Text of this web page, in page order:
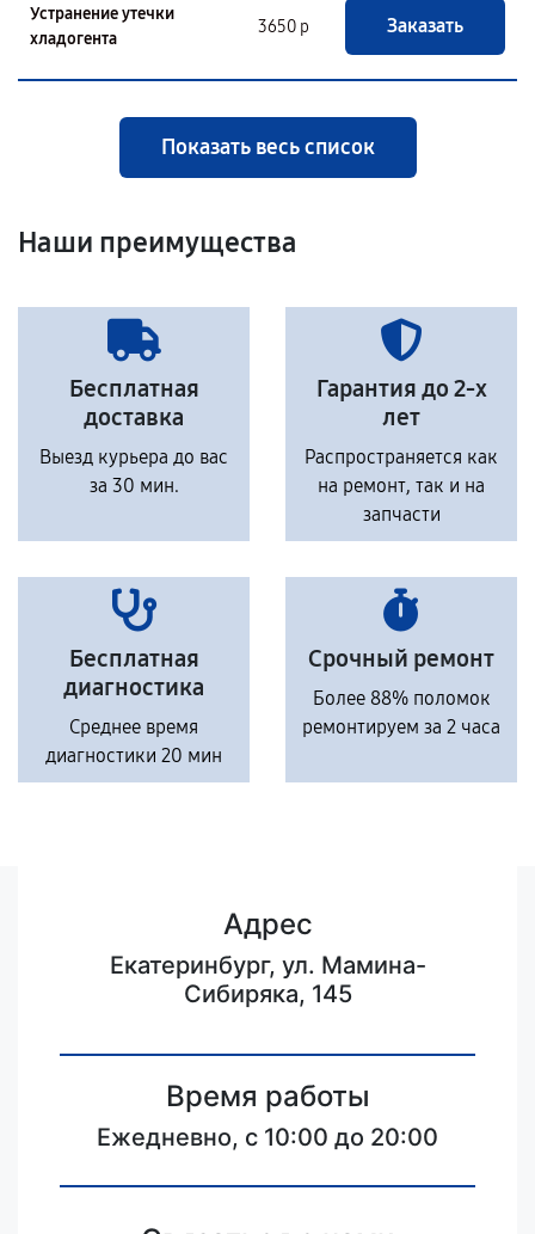
Устранение утечки
хладогента
3650 р Заказать
Показать весь список
Наши преимущества
Бесплатная
доставка
Выезд курьера до вас
за 30 мин.
Гарантия до 2-х
лет
Распространяется как
на ремонт, так и на
запчасти
Бесплатная
диагностика
Среднее время
диагностики 20 мин
Срочный ремонт
Более 88% поломок
ремонтируем за 2 часа
Адрес
Екатеринбург, ул. Мамина-
Сибиряка, 145
Время работы
Ежедневно, с 10:00 до 20:00